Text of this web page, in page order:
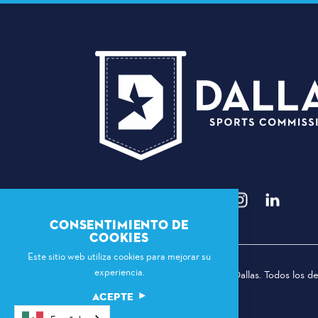
© 2026 Comisión Deportiva de Dallas. Todos los
CONSENTIMIENTO DE
COOKIES
Este sitio web utiliza cookies para mejorar su
experiencia.
ACEPTE